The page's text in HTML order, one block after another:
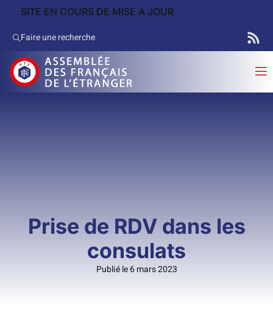
SITE EN COURS DE MISE A JOUR
Faire une recherche
Prise de RDV dans les
consulats
Publié le 6 mars 2023